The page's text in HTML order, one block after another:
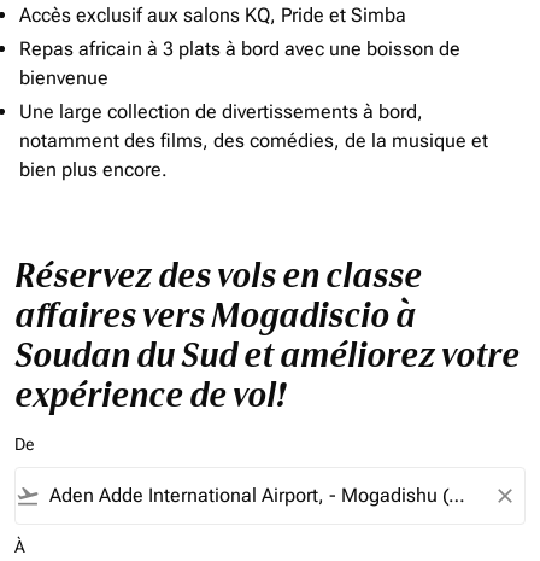
Accès exclusif aux salons KQ, Pride et Simba
Repas africain à 3 plats à bord avec une boisson de
bienvenue
Une large collection de divertissements à bord,
notamment des films, des comédies, de la musique et
bien plus encore.
Réservez des vols en classe
affaires vers Mogadiscio à
Soudan du Sud et améliorez votre
expérience de vol!
De
flight_takeoff close
À